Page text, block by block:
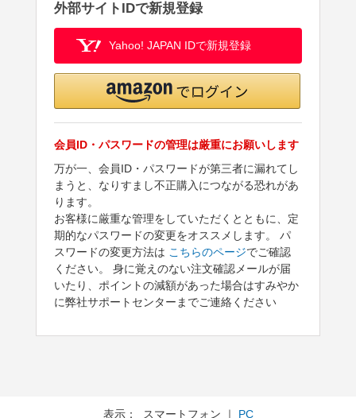
外部サイトIDで新規登録
Yahoo! JAPAN IDで新規登録
会員ID・パスワードの管理は厳重にお願いします
万が一、会員ID・パスワードが第三者に漏れてし
まうと、なりすまし不正購入につながる恐れがあ
ります。
お客様に厳重な管理をしていただくとともに、定
期的なパスワードの変更をオススメします。 パ
スワードの変更方法は こちらのページでご確認
ください。 身に覚えのない注文確認メールが届
いたり、ポイントの減額があった場合はすみやか
に弊社サポートセンターまでご連絡ください
表示： スマートフォン ｜ PC